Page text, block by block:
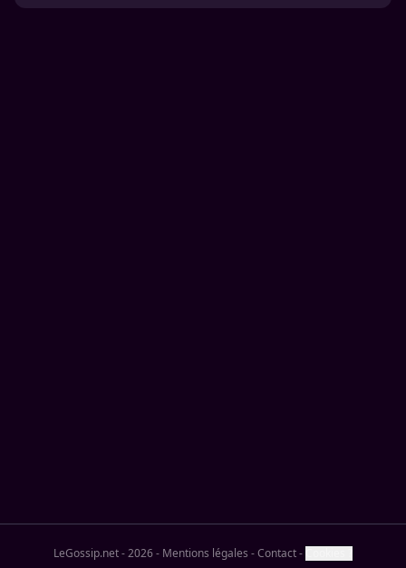
LeGossip.net - 2026- Mentions légales -Contact-